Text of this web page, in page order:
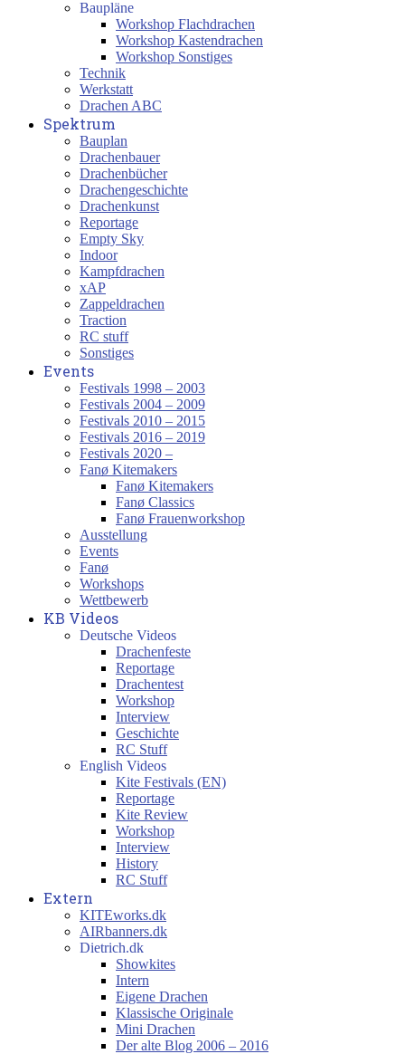
Baupläne
Workshop Flachdrachen
Workshop Kastendrachen
Workshop Sonstiges
Technik
Werkstatt
Drachen ABC
Spektrum
Bauplan
Drachenbauer
Drachenbücher
Drachengeschichte
Drachenkunst
Reportage
Empty Sky
Indoor
Kampfdrachen
xAP
Zappeldrachen
Traction
RC stuff
Sonstiges
Events
Festivals 1998 – 2003
Festivals 2004 – 2009
Festivals 2010 – 2015
Festivals 2016 – 2019
Festivals 2020 –
Fanø Kitemakers
Fanø Kitemakers
Fanø Classics
Fanø Frauenworkshop
Ausstellung
Events
Fanø
Workshops
Wettbewerb
KB Videos
Deutsche Videos
Drachenfeste
Reportage
Drachentest
Workshop
Interview
Geschichte
RC Stuff
English Videos
Kite Festivals (EN)
Reportage
Kite Review
Workshop
Interview
History
RC Stuff
Extern
KITEworks.dk
AIRbanners.dk
Dietrich.dk
Showkites
Intern
Eigene Drachen
Klassische Originale
Mini Drachen
Der alte Blog 2006 – 2016